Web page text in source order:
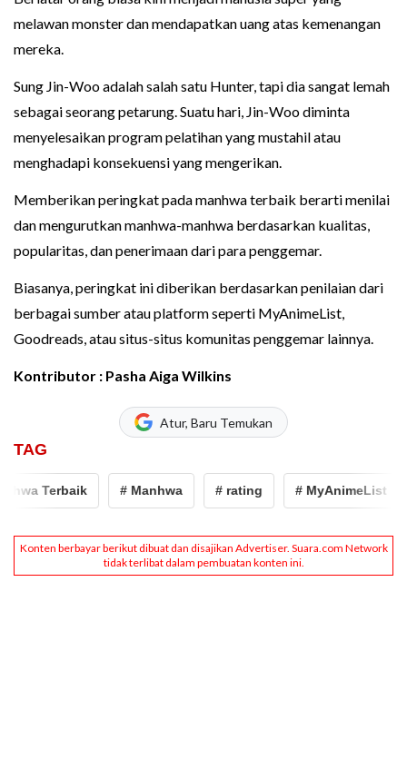
melawan monster dan mendapatkan uang atas kemenangan
mereka.
Sung Jin-Woo adalah salah satu Hunter, tapi dia sangat lemah
sebagai seorang petarung. Suatu hari, Jin-Woo diminta
menyelesaikan program pelatihan yang mustahil atau
menghadapi konsekuensi yang mengerikan.
Memberikan peringkat pada manhwa terbaik berarti menilai
dan mengurutkan manhwa-manhwa berdasarkan kualitas,
popularitas, dan penerimaan dari para penggemar.
Biasanya, peringkat ini diberikan berdasarkan penilaian dari
berbagai sumber atau platform seperti MyAnimeList,
Goodreads, atau situs-situs komunitas penggemar lainnya.
Kontributor : Pasha Aiga Wilkins
Atur, Baru Temukan
TAG
Terbaik # Manhwa # rating # MyAnimeList